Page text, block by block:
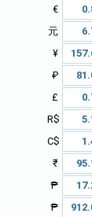
€
元
¥
₽
£
R$
C$
₹
₱
₱